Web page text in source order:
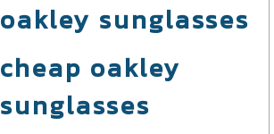
oakley sunglasses
cheap oakley
sunglasses